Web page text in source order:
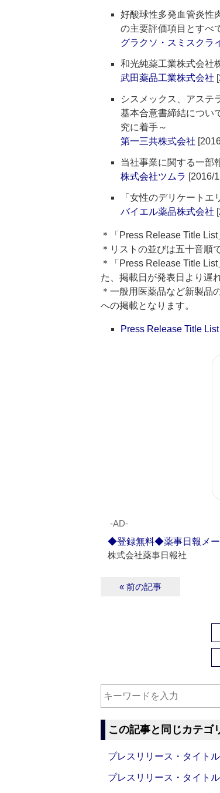
好酸球性多発血管炎性
の主要評価項目とすべ
グラクソ・スミスクラ
和光純薬工業株式会社
武田薬品工業株式会社
シスメックス、アステ
基本合意書締結につい
究に着手～
第一三共株式会社
当社事業に関する一部
株式会社ツムラ [2016/
「女性のデリケート
バイエル薬品株式会社
＊「Press Release Title
＊リストの並びは五十音順
＊「Press Release Title
た、掲載日が発表日より遅
＊一般用医薬品など新製品
への掲載となります。
Press Release Title
‐AD‐
◆登録無料◆薬事日報メ
株式会社薬事日報社
« 前の記事
この記事と同じカテゴ
プレスリリース・タイト
プレスリリース・タイト